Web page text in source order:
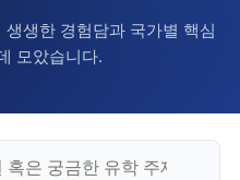
생한 경험담과 국가별 핵심
모았습니다.